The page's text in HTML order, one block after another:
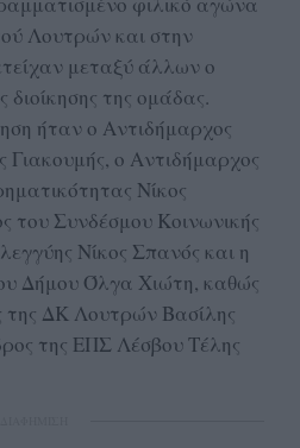
Λουτρών και στην
μεταξύ άλλων ο
της ομάδας.
ήταν ο Αντιδήμαρχος
ο Αντιδήμαρχος
Νίκος
του Συνδέσμου Κοινωνικής
Νίκος Σπανός και η
Δήμου Όλγα Χιώτη, καθώς
της ΔΚ Λουτρών Βασίλης
της ΕΠΣ Λέσβου Τέλης